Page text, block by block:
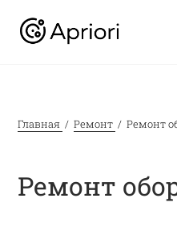
Главная Ремонт Ремонт
Ремонт